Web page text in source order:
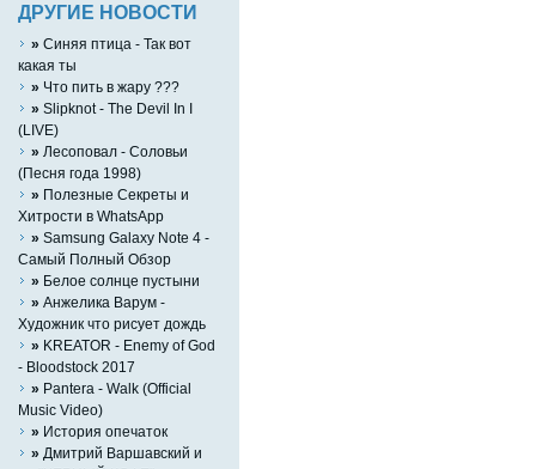
ДРУГИЕ НОВОСТИ
» Синяя птица - Так вот
какая ты
» Что пить в жару ???
» Slipknot - The Devil In I
(LIVE)
» Лесоповал - Соловьи
(Песня года 1998)
» Полезные Секреты и
Хитрости в WhatsApp
» Samsung Galaxy Note 4 -
Самый Полный Обзор
» Белое солнце пустыни
» Анжелика Варум -
Художник что рисует дождь
» KREATOR - Enemy of God
- Bloodstock 2017
» Pantera - Walk (Official
Music Video)
» История опечаток
» Дмитрий Варшавский и